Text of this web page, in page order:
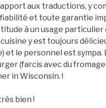
aux traductions, y
et toute garantie
à un usage particulier
y est toujours
et le personnel est sympa.
(farcis avec du
in Wisconsin. !
bien !